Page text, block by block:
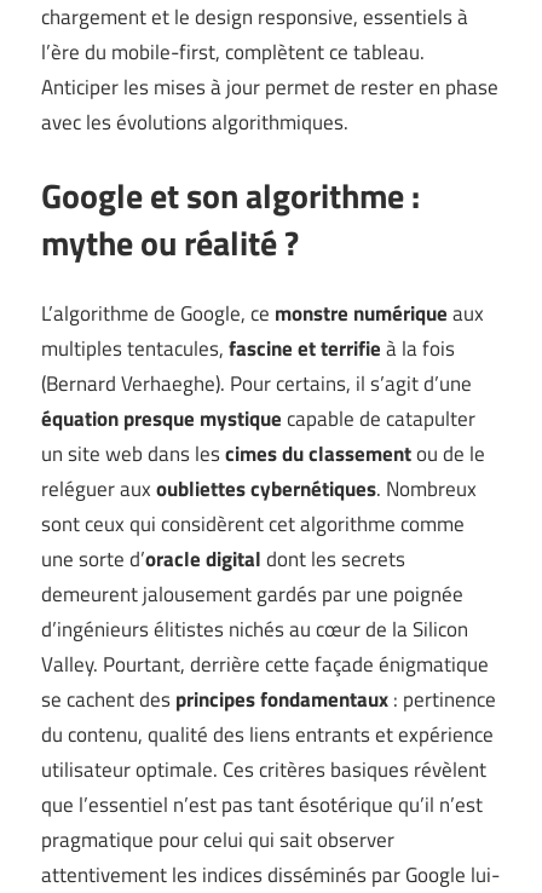
chargement et le design responsive, essentiels à
l’ère du mobile-first, complètent ce tableau.
Anticiper les mises à jour permet de rester en phase
avec les évolutions algorithmiques.
Google et son algorithme :
mythe ou réalité ?
L’algorithme de Google, ce monstre numériqueaux
multiples tentacules,fascine et terrifieà la fois
(Bernard Verhaeghe). Pour certains, il s’agit d’une
équation presque mystiquecapable de catapulter
un site web dans lescimes du classementou de le
reléguer auxoubliettes cybernétiques. Nombreux
sont ceux qui considèrent cet algorithme comme
une sorte d’oracle digitaldont les secrets
demeurent jalousement gardés par une poignée
d’ingénieurs élitistes nichés au cœur de la Silicon
Valley. Pourtant, derrière cette façade énigmatique
se cachent desprincipes fondamentaux: pertinence
du contenu, qualité des liens entrants et expérience
utilisateur optimale. Ces critères basiques révèlent
que l’essentiel n’est pas tant ésotérique qu’il n’est
pragmatique pour celui qui sait observer
attentivement les indices disséminés par Google lui-